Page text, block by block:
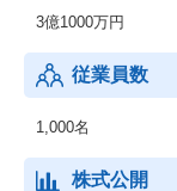
3億1000万円
従業員数
1,000名
株式公開